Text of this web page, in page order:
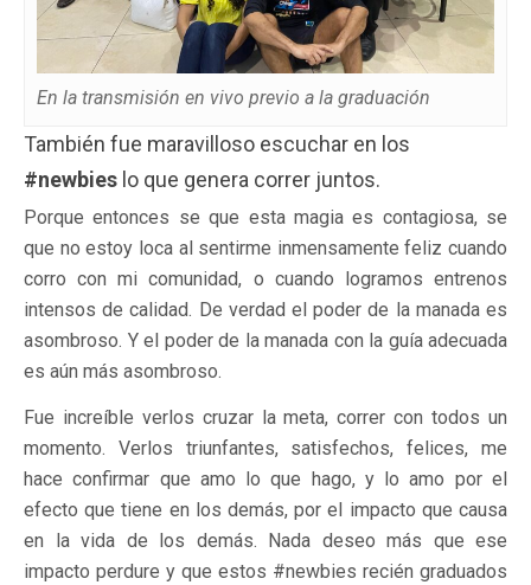
En la transmisión en vivo previo a la graduación
También fue maravilloso escuchar en los
#newbies lo que genera correr juntos.
Porque entonces se que esta magia es contagiosa, se
que no estoy loca al sentirme inmensamente feliz cuando
corro con mi comunidad, o cuando logramos entrenos
intensos de calidad. De verdad el poder de la manada es
asombroso. Y el poder de la manada con la guía adecuada
es aún más asombroso.
Fue increíble verlos cruzar la meta, correr con todos un
momento. Verlos triunfantes, satisfechos, felices, me
hace confirmar que amo lo que hago, y lo amo por el
efecto que tiene en los demás, por el impacto que causa
en la vida de los demás. Nada deseo más que ese
impacto perdure y que estos #newbies recién graduados